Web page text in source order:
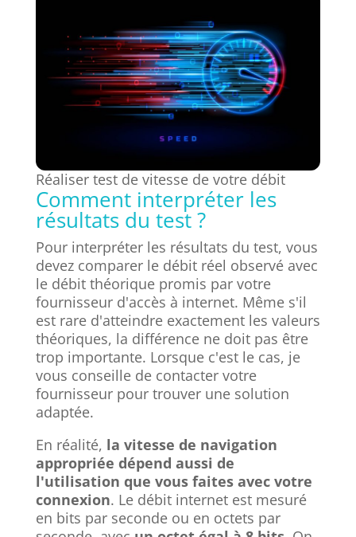
Réaliser test de vitesse de votre débit
Comment interpréter les
résultats du test ?
Pour interpréter les résultats du test, vous
devez comparer le débit réel observé avec
le débit théorique promis par votre
fournisseur d'accès à internet. Même s'il
est rare d'atteindre exactement les valeurs
théoriques, la différence ne doit pas être
trop importante. Lorsque c'est le cas, je
vous conseille de contacter votre
fournisseur pour trouver une solution
adaptée.
En réalité, la vitesse de navigation
appropriée dépend aussi de
l'utilisation que vous faites avec votre
connexion. Le débit internet est mesuré
en bits par seconde ou en octets par